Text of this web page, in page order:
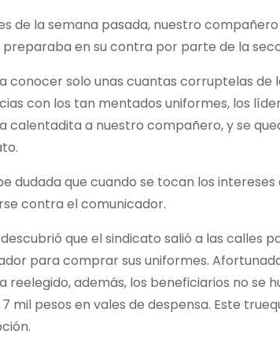
de la semana pasada, nuestro
preparaba en su contra por parte de la
conocer solo unas cuantas corruptelas de
con los tan mentados uniformes, los
calentadita a nuestro compañero, y se
dudada que cuando se tocan los
contra el comunicador.
que el sindicato salió a las calles
para comprar sus uniformes.
reelegido, además, los beneficiarios no se
mil pesos en vales de despensa. Este